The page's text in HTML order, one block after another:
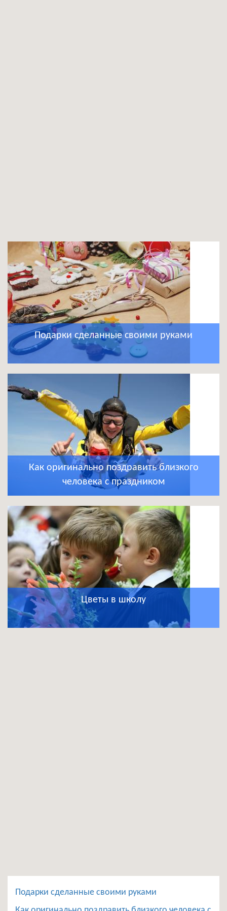
Подарки сделанные своими руками
Как оригинально поздравить близкого
человека с праздником
Цветы в школу
Подарки сделанные своими руками